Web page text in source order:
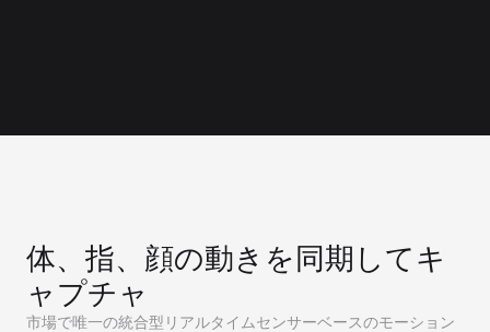
体、指、顔の動きを同期してキ
ャプチャ
市場で唯一の統合型リアルタイムセンサーベースのモーション